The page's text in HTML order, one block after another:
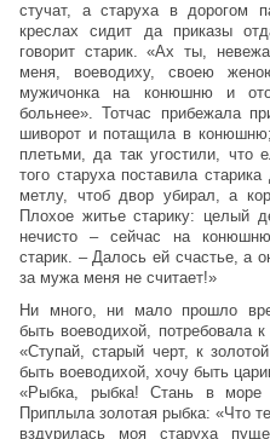
стучат, а старуха в дорогом
креслах сидит да приказы
говорит старик. «Ах ты,
меня, воеводиху, своею
мужичонка на конюшню и
больнее». Тотчас прибежала
шиворот и потащила в
плетьми, да так угостили, что
того старуха поставила
метлу, чтоб двор убирал, а
Плохое житье старику: целый
нечисто – сейчас на
старик. – Далось ей счастье, а
за мужа меня не считает!»
Ни много, ни мало прошло
быть воеводихой, потребовала
«Ступай, старый черт, к
быть воеводихой, хочу быть
«Рыбка, рыбка! Стань в море
Приплыла золотая рыбка: «Что
вздурилась моя старуха